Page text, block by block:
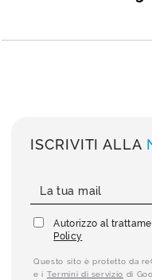
ISCRIVITI ALLA
Autorizzo al
Policy
Questo sito è protetto da
e i Termini di servizio di